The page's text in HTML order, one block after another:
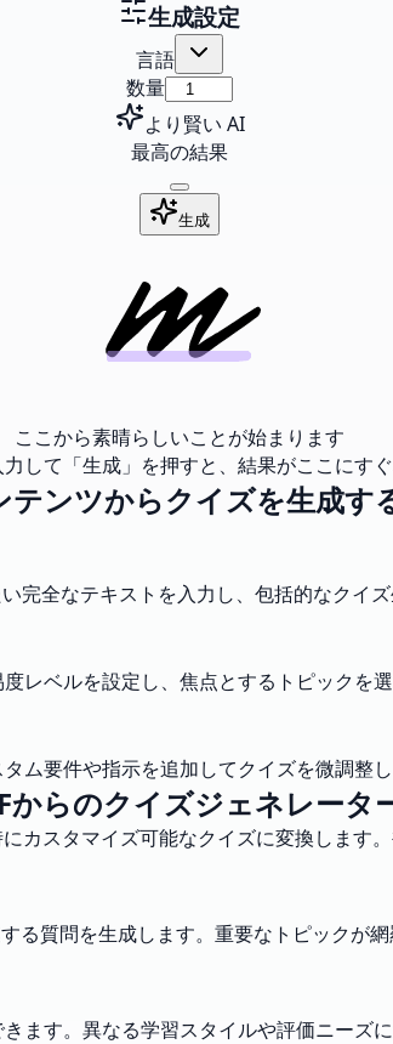
生成設定
言語
数量
より賢い AI
最高の結果
生成
ここから素晴らしいことが始まります
して「生成」を押すと、結果がここにすぐ
テンツからクイズを生成す
全なテキストを入力し、包括的なクイ
ベルを設定し、焦点とするトピックを
要件や指示を追加してクイズを微調整
からのクイズジェネレータ
カスタマイズ可能なクイズに変換します
質問を生成します。重要なトピックが網
ます。異なる学習スタイルや評価ニーズに